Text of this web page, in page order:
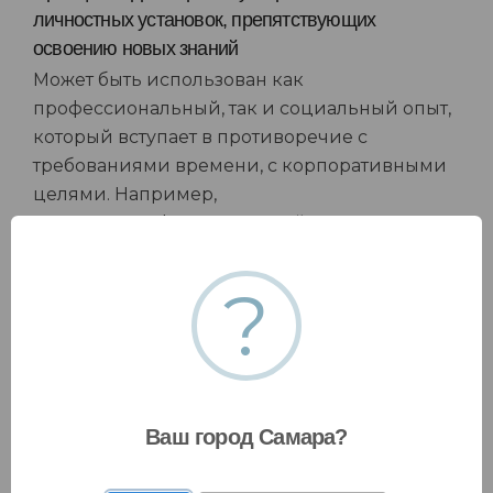
личностных установок, препятствующих
освоению новых знаний
Может быть использован как
профессиональный, так и социальный опыт,
который вступает в противоречие с
требованиями времени, с корпоративными
целями. Например,
работу, на скрытие личностных знаний,
неприятие новых перспективных
работников, видя в них угрозу для своего
личного благополучия. В таких случаях
формирование новых точек зрения,
?
Ваш город Самара?